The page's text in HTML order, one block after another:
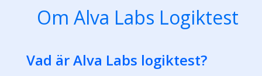
Om Alva Labs Logiktest
Vad är Alva Labs logiktest?